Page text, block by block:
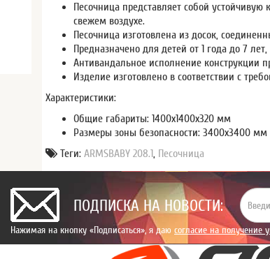
Песочница представляет собой
свежем воздухе.
Песочница изготовлена из досок,
Предназначено для детей от 1 года до 7
Антивандальное исполнение конструкции
Изделие изготовлено в соответствии с
Характеристики:
Общие габариты: 1400х1400х320 мм
Размеры зоны безопасности: 3400х3400 мм
Теги:ARMSBABY 208.1, Песочница
ПОДПИСКА НА НОВОСТИ:
Нажимая на кнопку «Подписаться», я даю согласие на получение